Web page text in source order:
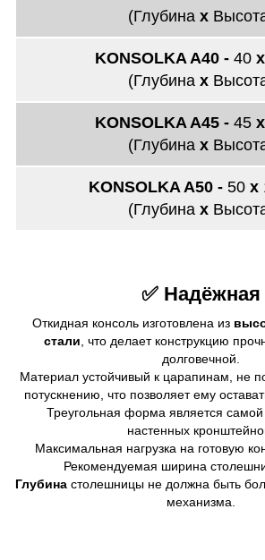
(Глубина х
KONSOLKA A40 - 40 х
(Глубина х
KONSOLKA A45 - 45 х
(Глубина х
KONSOLKA A50 - 50 х
(Глубина х
✅ Надёжная
Откидная консоль изготовлена из
стали , что делает конструкцию
долговечной.
Материал устойчивый к царапинам, не
потускнению, что позволяет ему
Треугольная форма является
настенных
Максимальная нагрузка на готовую
Рекомендуемая ширина
Глубина столешницы не должна быть
механизма.